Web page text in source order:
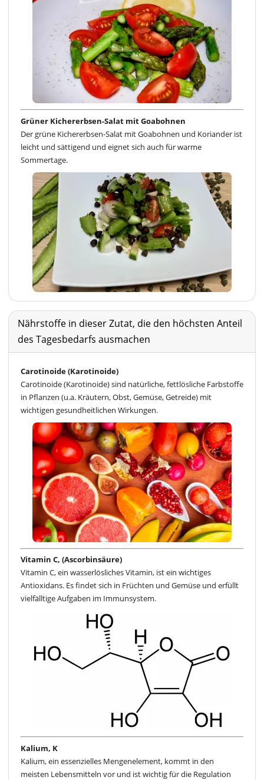
Grüner Kichererbsen-Salat mit Goabohnen
Der grüne Kichererbsen-Salat mit Goabohnen und Koriander ist
leicht und sättigend und eignet sich auch für warme
Sommertage.
Nährstoffe in dieser Zutat, die den höchsten Anteil
des Tagesbedarfs ausmachen
Carotinoide (Karotinoide)
Carotinoide (Karotinoide) sind natürliche, fettlösliche Farbstoffe
in Pflanzen (u.a. Kräutern, Obst, Gemüse, Getreide) mit
wichtigen gesundheitlichen Wirkungen.
Vitamin C, (Ascorbinsäure)
Vitamin C, ein wasserlösliches Vitamin, ist ein wichtiges
Antioxidans. Es findet sich in Früchten und Gemüse und erfüllt
vielfälltige Aufgaben im Immunsystem.
Kalium, K
Kalium, ein essenzielles Mengenelement, kommt in den
meisten Lebensmitteln vor und ist wichtig für die Regulation